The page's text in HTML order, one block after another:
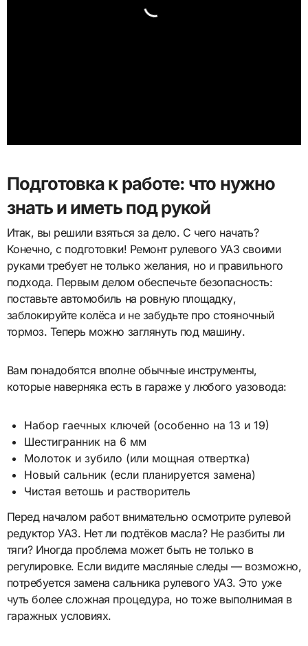
Подготовка к работе: что нужно
знать и иметь под рукой
Итак, вы решили взяться за дело. С чего начать?
Конечно, с подготовки! Ремонт рулевого УАЗ своими
руками требует не только желания, но и правильного
подхода. Первым делом обеспечьте безопасность:
поставьте автомобиль на ровную площадку,
заблокируйте колёса и не забудьте про стояночный
тормоз. Теперь можно заглянуть под машину.
Вам понадобятся вполне обычные инструменты,
которые наверняка есть в гараже у любого уазовода:
Набор гаечных ключей (особенно на 13 и 19)
Шестигранник на 6 мм
Молоток и зубило (или мощная отвертка)
Новый сальник (если планируется замена)
Чистая ветошь и растворитель
Перед началом работ внимательно осмотрите рулевой
редуктор УАЗ. Нет ли подтёков масла? Не разбиты ли
тяги? Иногда проблема может быть не только в
регулировке. Если видите масляные следы — возможно,
потребуется замена сальника рулевого УАЗ. Это уже
чуть более сложная процедура, но тоже выполнимая в
гаражных условиях.